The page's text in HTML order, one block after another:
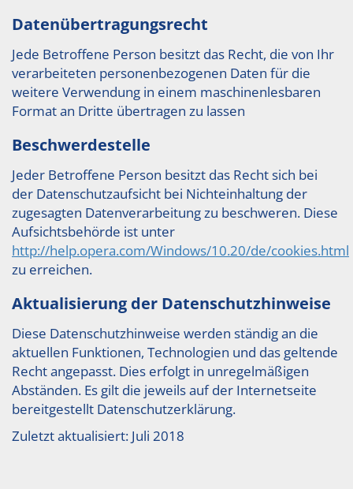
Datenübertragungsrecht
Jede Betroffene Person besitzt das Recht, die von Ihr
verarbeiteten personenbezogenen Daten für die
weitere Verwendung in einem maschinenlesbaren
Format an Dritte übertragen zu lassen
Beschwerdestelle
Jeder Betroffene Person besitzt das Recht sich bei
der Datenschutzaufsicht bei Nichteinhaltung der
zugesagten Datenverarbeitung zu beschweren. Diese
Aufsichtsbehörde ist unter
http://help.opera.com/Windows/10.20/de/cookies.html
zu erreichen.
Aktualisierung der Datenschutzhinweise
Diese Datenschutzhinweise werden ständig an die
aktuellen Funktionen, Technologien und das geltende
Recht angepasst. Dies erfolgt in unregelmäßigen
Abständen. Es gilt die jeweils auf der Internetseite
bereitgestellt Datenschutzerklärung.
Zuletzt aktualisiert: Juli 2018